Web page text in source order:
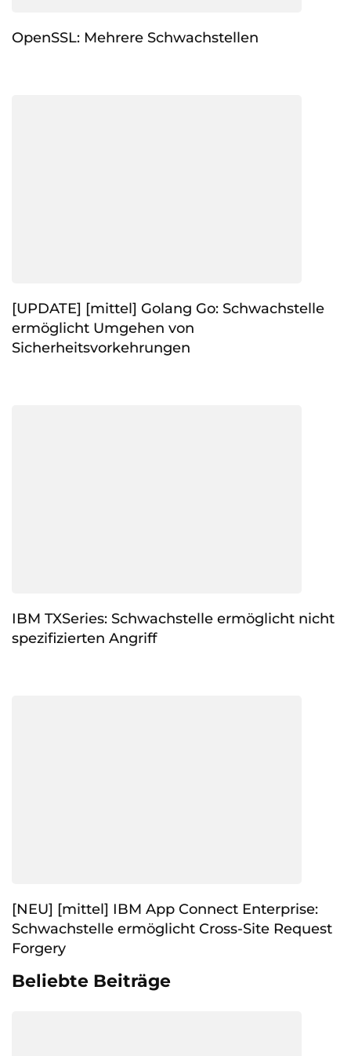
OpenSSL: Mehrere Schwachstellen
[UPDATE] [mittel] Golang Go: Schwachstelle
ermöglicht Umgehen von
Sicherheitsvorkehrungen
IBM TXSeries: Schwachstelle ermöglicht nicht
spezifizierten Angriff
[NEU] [mittel] IBM App Connect Enterprise:
Schwachstelle ermöglicht Cross-Site Request
Forgery
Beliebte Beiträge